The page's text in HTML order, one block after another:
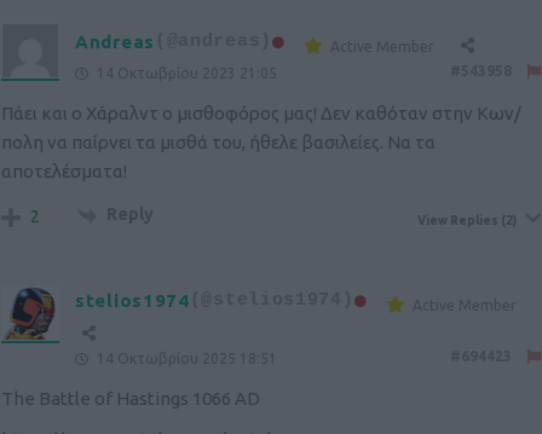
Andreas
Active Member
14 Οκτωβρίου 2023 21:05
Πάει και ο Χάραλντ ο μισθοφόρος μας! Δεν καθόταν στην Κων/
πολη να παίρνει τα μισθά του, ήθελε βασιλείες. Να τα
αποτελέσματα!
2 Reply View Replies (2)
stelios1974 Active Member
14 Οκτωβρίου 2025 18:51
The Battle of Hastings 1066 AD